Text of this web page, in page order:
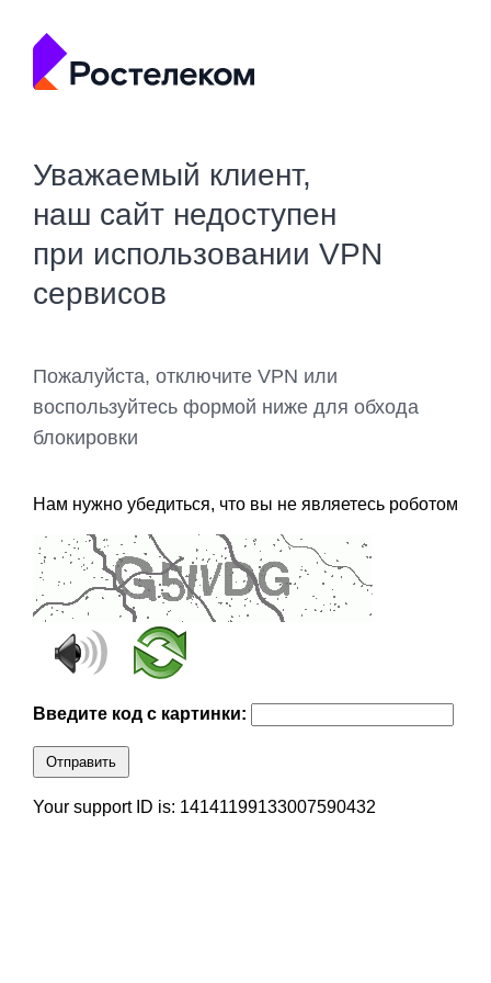
Уважаемый клиент,
наш сайт недоступен
при использовании VPN
сервисов
Пожалуйста, отключите VPN или
воспользуйтесь формой ниже для обхода
блокировки
Нам нужно убедиться, что вы не являетесь роботом
Введите код с картинки:
Отправить
Your support ID is: 14141199133007590432